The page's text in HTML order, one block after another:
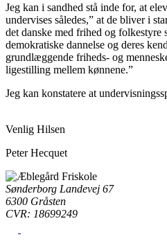
Jeg kan i sandhed stå inde for, at
undervises således,” at de bliver i
det danske med frihed og folkestyre
demokratiske dannelse og deres
grundlæggende friheds- og
ligestilling mellem kønnene.”
Jeg kan konstatere at
Venlig Hilsen
Peter Hecquet
Sønderborg Landevej 67
6300 Gråsten
CVR: 18699249